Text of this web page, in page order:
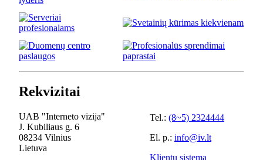
Rekvizitai
UAB "Interneto vizija"
J. Kubiliaus g. 6
08234 Vilnius
Lietuva
Tel.: (8~5) 2324444
El. p.: info@iv.lt
Klientų sistema